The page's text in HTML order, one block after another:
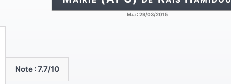
Maj : 29/03/2015
Note :7.7/10